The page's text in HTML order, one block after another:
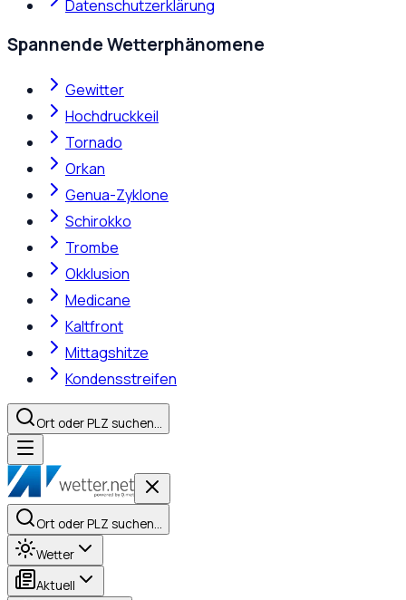
Datenschutzerklärung
Spannende Wetterphänomene
Gewitter
Hochdruckkeil
Tornado
Orkan
Genua-Zyklone
Schirokko
Trombe
Okklusion
Medicane
Kaltfront
Mittagshitze
Kondensstreifen
Ort oder PLZ suchen…
Ort oder PLZ suchen…
Wetter
Aktuell